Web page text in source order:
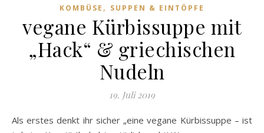
KOMBÜSE , SUPPEN & EINTÖPFE
vegane Kürbissuppe mit
„Hack“ & griechischen
Nudeln
19. Juli 2019
Als erstes denkt ihr sicher „eine vegane Kürbissuppe – ist